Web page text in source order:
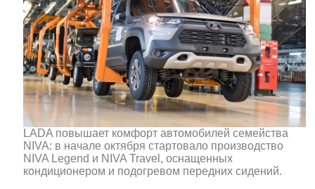
LADA повышает комфорт автомобилей семейства
NIVA: в начале октября стартовало производство
NIVA Legend и NIVA Travel, оснащенных
кондиционером и подогревом передних сидений.